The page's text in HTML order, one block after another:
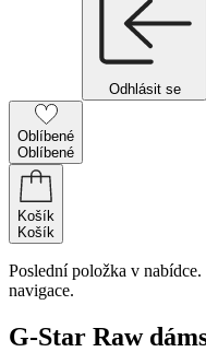
Odhlásit se
Oblíbené
Oblíbené
Košík
Košík
Poslední položka v
navigace.
G-Star Raw